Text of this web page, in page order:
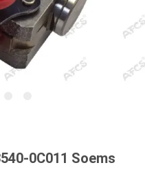
0C011 Soems